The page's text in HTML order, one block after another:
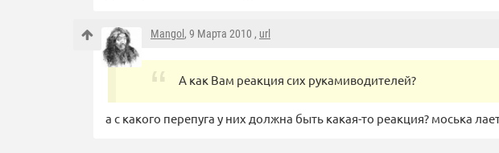
Mangol , 9 Марта 2010 , url
А как Вам реакция сих рукамиводителей?
а с какого перепуга у них должна быть какая-то реакция? моська